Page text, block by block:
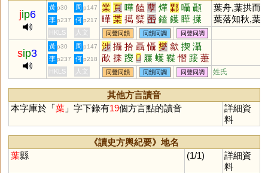
jip6
黃 p30 周 p147 業 頁 嘩 饁 孽 燁 鄴 囁 顳
曄 枼 擖 糱 喦 鎑 鐷 瞱 擛
澲 櫱 嶭 讘 蠥 鍱 嶪 楪 偞
葉舟,葉拱而
葉落知秋,葉
歸根,枝葉,樹
李 p237 何 p217
HKLS 人文 同聲同韻 同韻同調 同聲同調
sip3
黃 p30 周 p147 涉 攝 拾 聶 懾 燮 歙 揳 灄
歃 揲 躞 𤏻 屧 蠂 鞢 慴 踥 萐
喢 箑 韘
李 p237 何 p218
HKLS 人文 同聲同韻 同韻同調 同聲同調 姓氏
其他方言讀音
本字庫於「葉」字下錄有19個方言點的讀音
詳細資
料
《讀史方輿紀要》地名
葉縣 (1/1)
詳細資
料